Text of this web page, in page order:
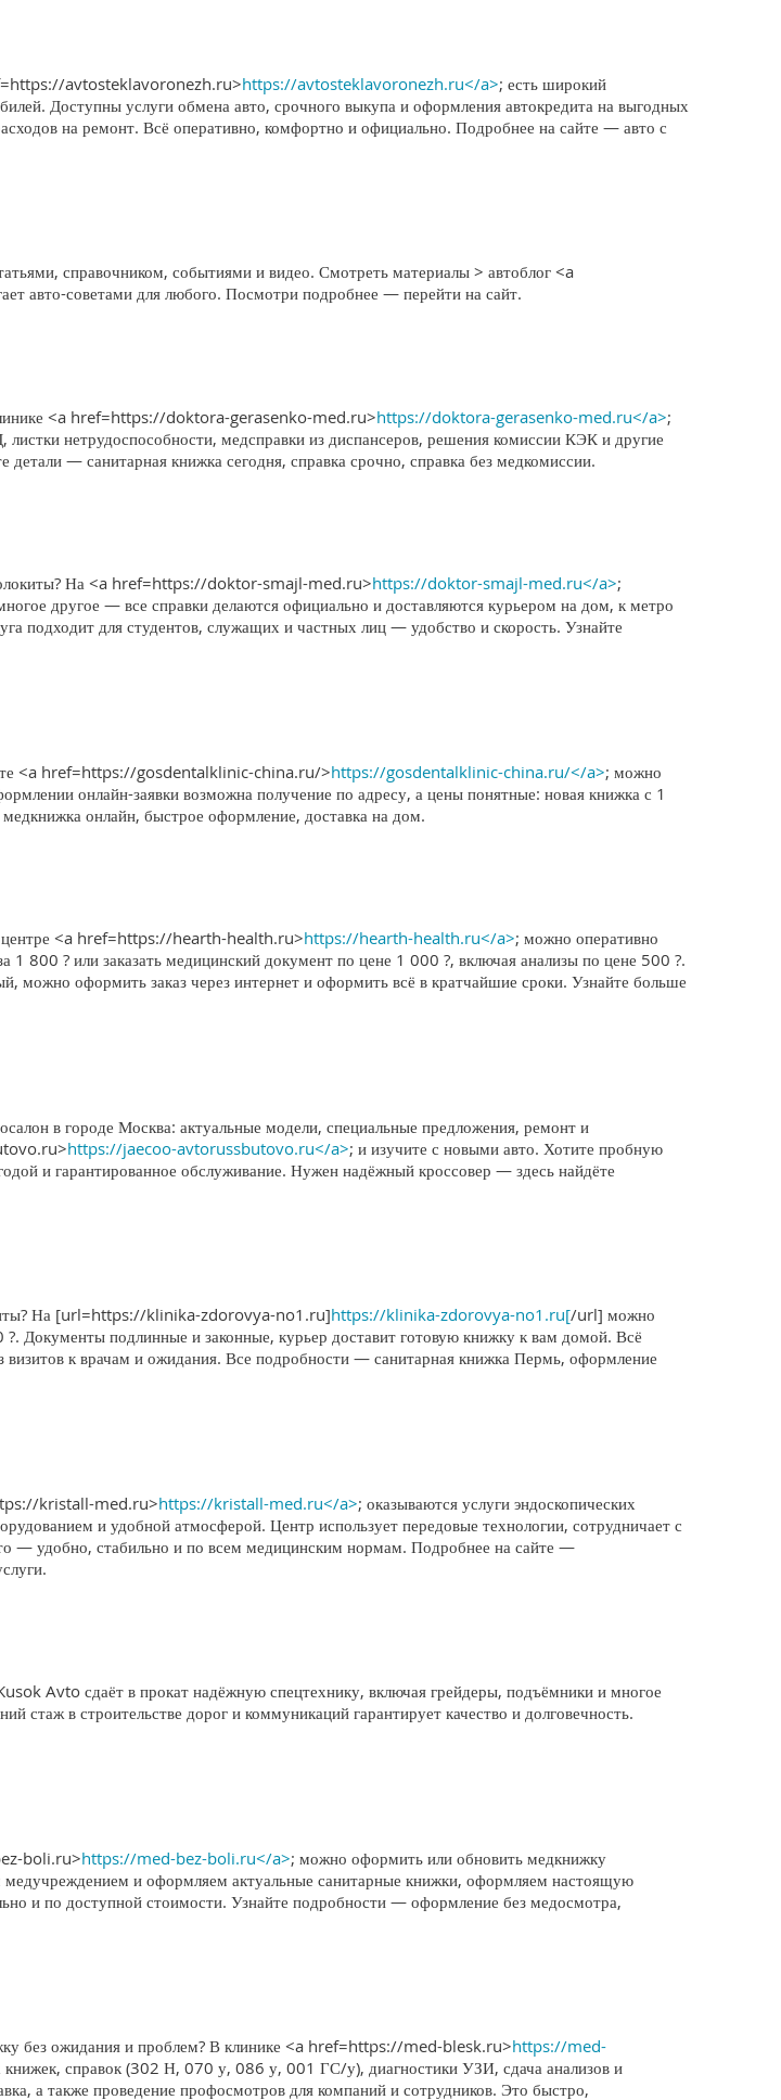
avtosteklavoronezh.ru>https://avtosteklavoronezh.ru</a>; есть широкий
Доступны услуги обмена авто, срочного выкупа и оформления автокредита на выгодных
на ремонт. Всё оперативно, комфортно и официально. Подробнее на сайте — авто с
справочником, событиями и видео. Смотреть материалы > автоблог <a
авто-советами для любого. Посмотри подробнее — перейти на сайт.
<a href=https://doktora-gerasenko-med.ru>https://doktora-gerasenko-med.ru</a>;
нетрудоспособности, медсправки из диспансеров, решения комиссии КЭК и другие
— санитарная книжка сегодня, справка срочно, справка без медкомиссии.
На <a href=https://doktor-smajl-med.ru>https://doktor-smajl-med.ru</a>;
другое — все справки делаются официально и доставляются курьером на дом, к метро
подходит для студентов, служащих и частных лиц — удобство и скорость. Узнайте
<a href=https://gosdentalklinic-china.ru/>https://gosdentalklinic-china.ru/</a>; можно
онлайн-заявки возможна получение по адресу, а цены понятные: новая книжка с 1
онлайн, быстрое оформление, доставка на дом.
центре <a href=https://hearth-health.ru>https://hearth-health.ru</a>; можно оперативно
800 ? или заказать медицинский документ по цене 1 000 ?, включая анализы по цене 500 ?.
оформить заказ через интернет и оформить всё в кратчайшие сроки. Узнайте больше
в городе Москва: актуальные модели, специальные предложения, ремонт и
https://jaecoo-avtorussbutovo.ru</a>; и изучите с новыми авто. Хотите пробную
и гарантированное обслуживание. Нужен надёжный кроссовер — здесь найдёте
На [url=https://klinika-zdorovya-no1.ru]https://klinika-zdorovya-no1.ru[/url] можно
подлинные и законные, курьер доставит готовую книжку к вам домой. Всё
к врачам и ожидания. Все подробности — санитарная книжка Пермь, оформление
kristall-med.ru>https://kristall-med.ru</a>; оказываются услуги эндоскопических
и удобной атмосферой. Центр использует передовые технологии, сотрудничает с
— удобно, стабильно и по всем медицинским нормам. Подробнее на сайте —
Avto сдаёт в прокат надёжную спецтехнику, включая грейдеры, подъёмники и многое
стаж в строительстве дорог и коммуникаций гарантирует качество и долговечность.
boli.ru>https://med-bez-boli.ru</a>; можно оформить или обновить медкнижку
и оформляем актуальные санитарные книжки, оформляем настоящую
и по доступной стоимости. Узнайте подробности — оформление без медосмотра,
без ожидания и проблем? В клинике <a href=https://med-blesk.ru>https://med-
книжек, справок (302 Н, 070 у, 086 у, 001 ГС/у), диагностики УЗИ, сдача анализов и
а также проведение профосмотров для компаний и сотрудников. Это быстро,